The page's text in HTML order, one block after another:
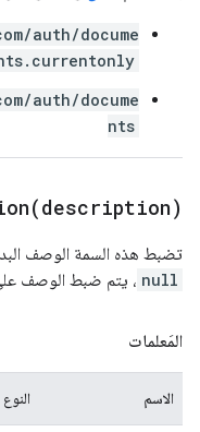
auth/docume
auth/docume
nts
description)
تضبط هذه السمة الوصف
null ، يتم ضبط الوصف
المَعلمات
الاسم النوع